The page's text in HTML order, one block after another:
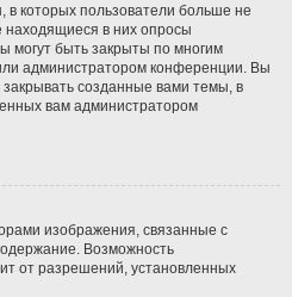
которых пользователи больше не
находящиеся в них опросы
могут быть закрыты по многим
администратором конференции. Вы
созданные вами темы, в
вам администратором
изображения, связанные с
Возможность
от разрешений, установленных